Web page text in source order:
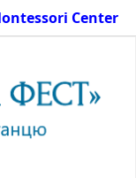
Center